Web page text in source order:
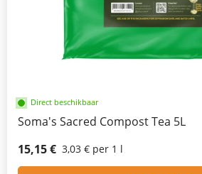
Direct beschikbaar
Soma's Sacred Compost Tea 5L
15,15 € 3,03 € per 1 l